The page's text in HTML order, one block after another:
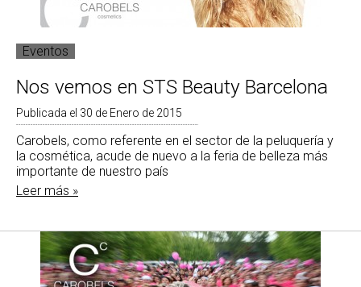
Eventos
Nos vemos en STS Beauty Barcelona
Publicada el 30 de Enero de 2015
Carobels, como referente en el sector de la peluquería y
la cosmética, acude de nuevo a la feria de belleza más
importante de nuestro país
Leer más »